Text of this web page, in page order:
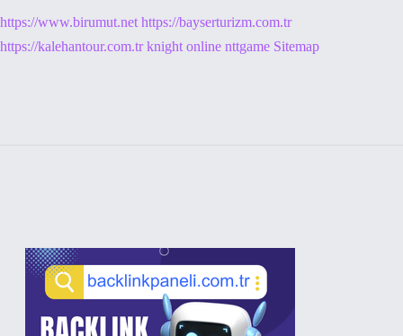
https://www.birumut.net https://bayserturizm.com.tr
https://kalehantour.com.tr knight online nttgame Sitemap